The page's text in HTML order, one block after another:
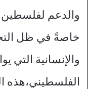
والدعم لفلسطين
خاصةً في ظل
والإنسانية التي
الفلسطيني،هذه